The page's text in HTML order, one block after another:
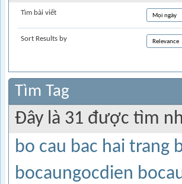
Tìm bài viết
Sort Results by
Tìm Tag
Đây là 31 được tìm
bo cau bac hai trang
bocaungocdien